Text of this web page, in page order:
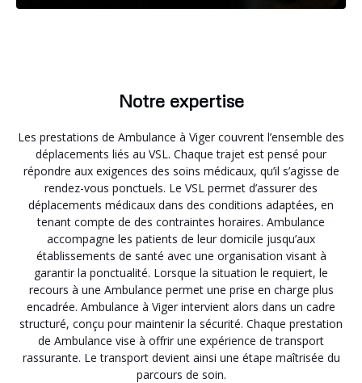
Notre expertise
Les prestations de Ambulance à Viger couvrent l’ensemble des
déplacements liés au VSL. Chaque trajet est pensé pour
répondre aux exigences des soins médicaux, qu’il s’agisse de
rendez-vous ponctuels. Le VSL permet d’assurer des
déplacements médicaux dans des conditions adaptées, en
tenant compte de des contraintes horaires. Ambulance
accompagne les patients de leur domicile jusqu’aux
établissements de santé avec une organisation visant à
garantir la ponctualité. Lorsque la situation le requiert, le
recours à une Ambulance permet une prise en charge plus
encadrée. Ambulance à Viger intervient alors dans un cadre
structuré, conçu pour maintenir la sécurité. Chaque prestation
de Ambulance vise à offrir une expérience de transport
rassurante. Le transport devient ainsi une étape maîtrisée du
parcours de soin.